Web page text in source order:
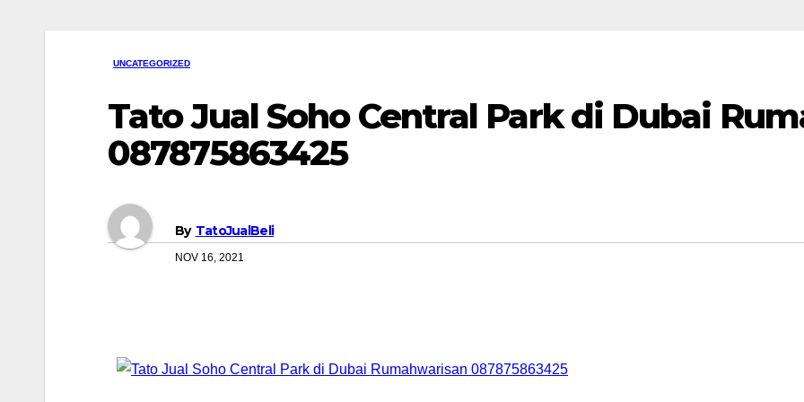
UNCATEGORIZED
Tato Jual Soho Central Park di Dubai
087875863425
By TatoJualBeli
NOV 16, 2021